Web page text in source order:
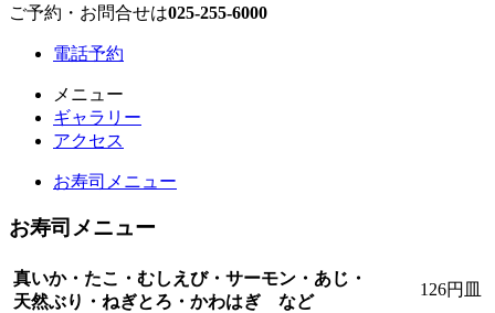
ご予約・お問合せは025-255-6000
電話予約
メニュー
ギャラリー
アクセス
お寿司メニュー
お寿司メニュー
真いか・たこ・むしえび・サーモン・あじ・
天然ぶり・ねぎとろ・かわはぎ など
126円皿